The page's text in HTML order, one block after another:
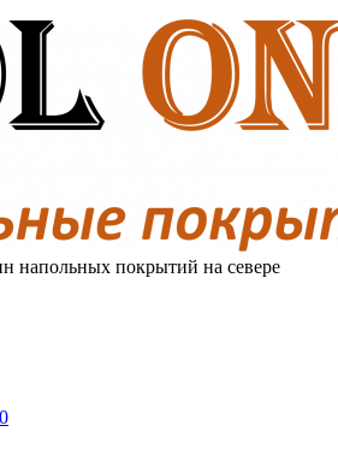
напольных покрытий на севере
0